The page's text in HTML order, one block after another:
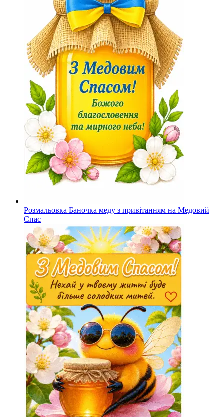
Розмальовка Баночка меду з привітанням на Медовий
Спас